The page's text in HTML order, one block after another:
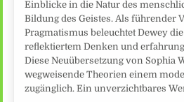
Einblicke in die Natur des
Bildung des Geistes. Als führender
Pragmatismus beleuchtet Dewey
reflektiertem Denken und
Diese Neuübersetzung von Sophia
wegweisende Theorien einem
zugänglich. Ein unverzichtbares